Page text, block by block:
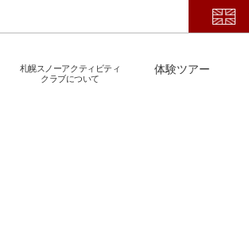
札幌スノーアクティビティ
クラブについて
体験ツアー